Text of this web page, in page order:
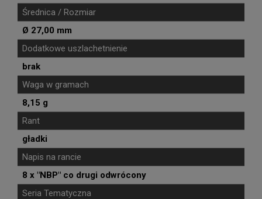
Średnica / Rozmiar
Ø 27,00 mm
Dodatkowe uszlachetnienie
brak
Waga w gramach
8,15 g
Rant
gładki
Napis na rancie
8 x "NBP" co drugi odwrócony
Seria Tematyczna